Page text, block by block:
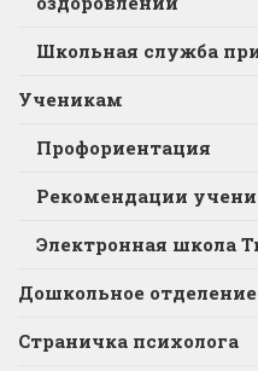
Школьная служба
Ученикам
Профориентация
Рекомендации
Электронная школа
Дошкольное отделение
Страничка психолога